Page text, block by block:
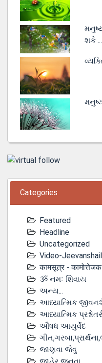
શકે ...
Categories
Featured
Headline
Uncategorized
Video-
कामसूत्र -
ૐ નમઃ શિવાય
અન્ય...
આધ્યાત્મિક
આધ્યાત્મિક
ઔષધ આયુર્વેદ
જાણવા જેવુ